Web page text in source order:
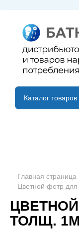
B2B портал
Каталог товаров
Главная страница
Цветной фетр
ТОЛЩ.